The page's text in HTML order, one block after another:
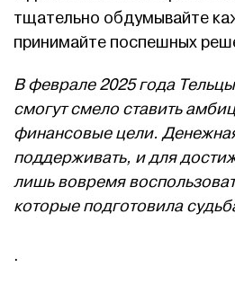
тщательно обдумывайте
принимайте поспешных
В феврале 2025 года
смогут смело ставить
финансовые цели.
поддерживать, и для
лишь вовремя
которые подготовила
.